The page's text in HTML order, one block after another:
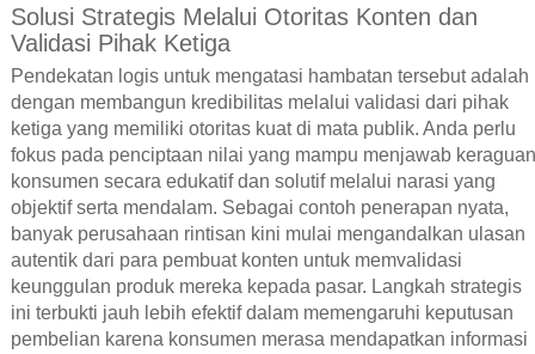
Solusi Strategis Melalui Otoritas Konten dan
Validasi Pihak Ketiga
Pendekatan logis untuk mengatasi hambatan tersebut adalah
dengan membangun kredibilitas melalui validasi dari pihak
ketiga yang memiliki otoritas kuat di mata publik. Anda perlu
fokus pada penciptaan nilai yang mampu menjawab keraguan
konsumen secara edukatif dan solutif melalui narasi yang
objektif serta mendalam. Sebagai contoh penerapan nyata,
banyak perusahaan rintisan kini mulai mengandalkan ulasan
autentik dari para pembuat konten untuk memvalidasi
keunggulan produk mereka kepada pasar. Langkah strategis
ini terbukti jauh lebih efektif dalam memengaruhi keputusan
pembelian karena konsumen merasa mendapatkan informasi